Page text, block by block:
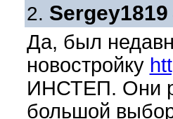
2. Sergey1819
Да, был
новостройку
ИНСТЕП. Они
большой